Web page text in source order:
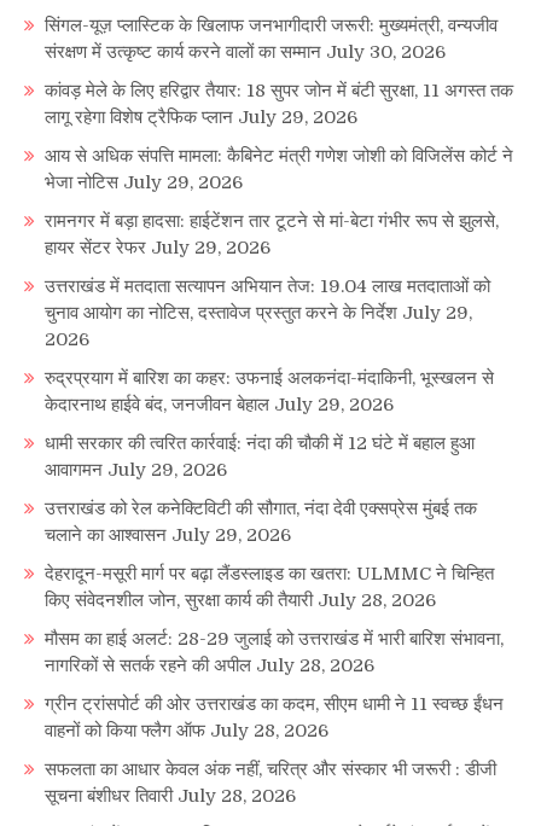
सिंगल-यूज़ प्लास्टिक के खिलाफ जनभागीदारी जरूरी: मुख्यमंत्री, वन्यजीव
संरक्षण में उत्कृष्ट कार्य करने वालों का सम्मान July 30, 2026
कांवड़ मेले के लिए हरिद्वार तैयार: 18 सुपर जोन में बंटी सुरक्षा, 11 अगस्त तक
लागू रहेगा विशेष ट्रैफिक प्लान July 29, 2026
आय से अधिक संपत्ति मामला: कैबिनेट मंत्री गणेश जोशी को विजिलेंस कोर्ट ने
भेजा नोटिस July 29, 2026
रामनगर में बड़ा हादसा: हाईटेंशन तार टूटने से मां-बेटा गंभीर रूप से झुलसे,
हायर सेंटर रेफर July 29, 2026
उत्तराखंड में मतदाता सत्यापन अभियान तेज: 19.04 लाख मतदाताओं को
चुनाव आयोग का नोटिस, दस्तावेज प्रस्तुत करने के निर्देश July 29,
2026
रुद्रप्रयाग में बारिश का कहर: उफनाई अलकनंदा-मंदाकिनी, भूस्खलन से
केदारनाथ हाईवे बंद, जनजीवन बेहाल July 29, 2026
धामी सरकार की त्वरित कार्रवाई: नंदा की चौकी में 12 घंटे में बहाल हुआ
आवागमन July 29, 2026
उत्तराखंड को रेल कनेक्टिविटी की सौगात, नंदा देवी एक्सप्रेस मुंबई तक
चलाने का आश्वासन July 29, 2026
देहरादून-मसूरी मार्ग पर बढ़ा लैंडस्लाइड का खतरा: ULMMC ने चिन्हित
किए संवेदनशील जोन, सुरक्षा कार्य की तैयारी July 28, 2026
मौसम का हाई अलर्ट: 28-29 जुलाई को उत्तराखंड में भारी बारिश संभावना,
नागरिकों से सतर्क रहने की अपील July 28, 2026
ग्रीन ट्रांसपोर्ट की ओर उत्तराखंड का कदम, सीएम धामी ने 11 स्वच्छ ईंधन
वाहनों को किया फ्लैग ऑफ July 28, 2026
सफलता का आधार केवल अंक नहीं, चरित्र और संस्कार भी जरूरी : डीजी
सूचना बंशीधर तिवारी July 28, 2026